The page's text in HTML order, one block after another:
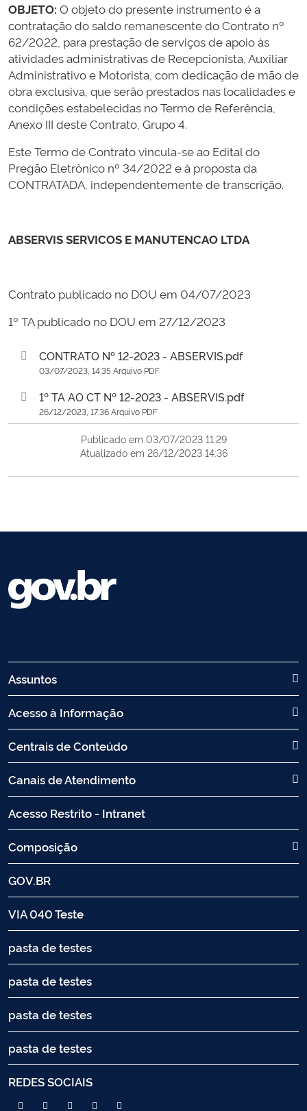
OBJETO: O objeto do presente instrumento é a
contratação do saldo remanescente do Contrato nº
62/2022, para prestação de serviços de apoio às
atividades administrativas de Recepcionista, Auxiliar
Administrativo e Motorista, com dedicação de mão de
obra exclusiva, que serão prestados nas localidades e
condições estabelecidas no Termo de Referência,
Anexo III deste Contrato, Grupo 4.
Este Termo de Contrato vincula-se ao Edital do
Pregão Eletrônico nº 34/2022 e à proposta da
CONTRATADA, independentemente de transcrição.
ABSERVIS SERVICOS E MANUTENCAO LTDA
Contrato publicado no DOU em 04/07/2023
1º TA publicado no DOU em 27/12/2023
CONTRATO Nº 12-2023 - ABSERVIS.pdf
03/07/2023, 14:35 Arquivo PDF
1º TA AO CT Nº 12-2023 - ABSERVIS.pdf
26/12/2023, 17:36 Arquivo PDF
Publicado em 03/07/2023 11:29
Atualizado em 26/12/2023 14:36
Assuntos
Acesso à Informação
Centrais de Conteúdo
Canais de Atendimento
Acesso Restrito - Intranet
Composição
GOV.BR
VIA 040 Teste
pasta de testes
pasta de testes
pasta de testes
pasta de testes
REDES SOCIAIS